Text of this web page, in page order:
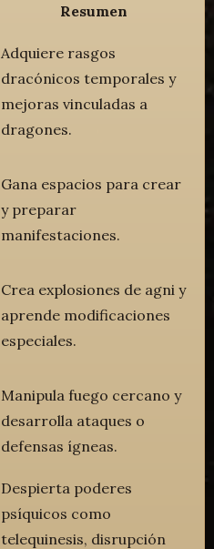
Resumen
Adquiere rasgos
dracónicos temporales y
mejoras vinculadas a
dragones.
Gana espacios para crear
y preparar
manifestaciones.
Crea explosiones de agni y
aprende modificaciones
especiales.
Manipula fuego cercano y
desarrolla ataques o
defensas ígneas.
Despierta poderes
psíquicos como
telequinesis, disrupción